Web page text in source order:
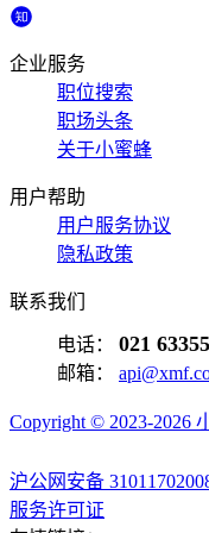
企业服务
职位搜索
职场头条
关于小蜜蜂
用户帮助
用户服务协议
隐私政策
联系我们
电话： 021
邮箱：
Copyright © 2023-2026
沪公网安备
服务许可证